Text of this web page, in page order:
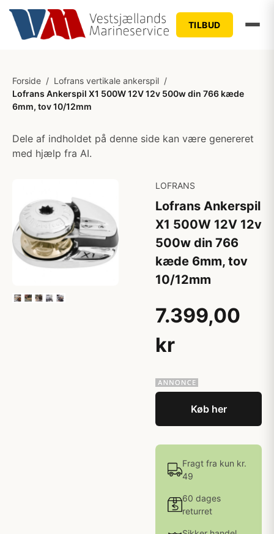
TILBUD
Forside / Lofrans vertikale ankerspil /
Lofrans Ankerspil X1 500W 12V 12v 500w din 766 kæde
6mm, tov 10/12mm
Dele af indholdet på denne side kan være genereret
med hjælp fra AI.
LOFRANS
Lofrans Ankerspil
X1 500W 12V 12v
500w din 766
kæde 6mm, tov
10/12mm
7.399,00
kr
Køb her
Fragt fra kun kr.
49
60 dages
returret